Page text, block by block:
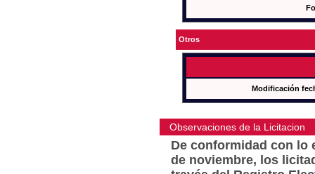
Otros
Modificación
Observaciones de la Licitacion
De conformidad con lo
de noviembre, los